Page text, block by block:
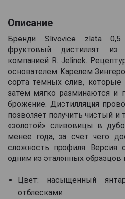
Описание
Бренди Slivovice zlata
фруктовый дистиллят из
компанией R. Jelinek.
основателем Карелем
сорта темных слив, которые
затем мягко разминаются и
брожение. Дистилляция
позволяет получить чистый
«золотой» сливовицы в
менее года, за счет чего
сложность профиля. Версия
одним из эталонных образцов
Цвет: насыщенный
отблесками.